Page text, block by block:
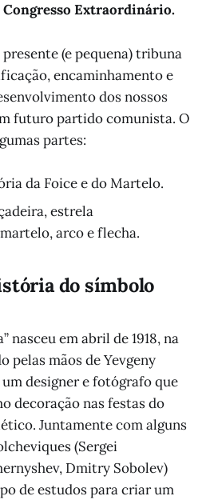
Extraordinário.
(e pequena) tribuna
encaminhamento e
dos nossos
futuro partido comunista. O
partes:
da Foice e do Martelo.
estrela
arco e flecha.
do símbolo
nasceu em abril de 1918, na
pelas mãos de Yevgeny
designer e fotógrafo que
decoração nas festas do
Juntamente com alguns
(Sergei
Dmitry Sobolev)
de estudos para criar um